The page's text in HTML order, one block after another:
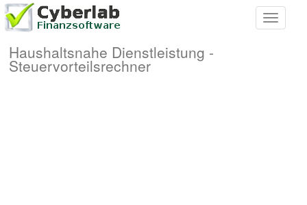
Toggle
Haushaltsnahe Dienstleistung -
Steuervorteilsrechner